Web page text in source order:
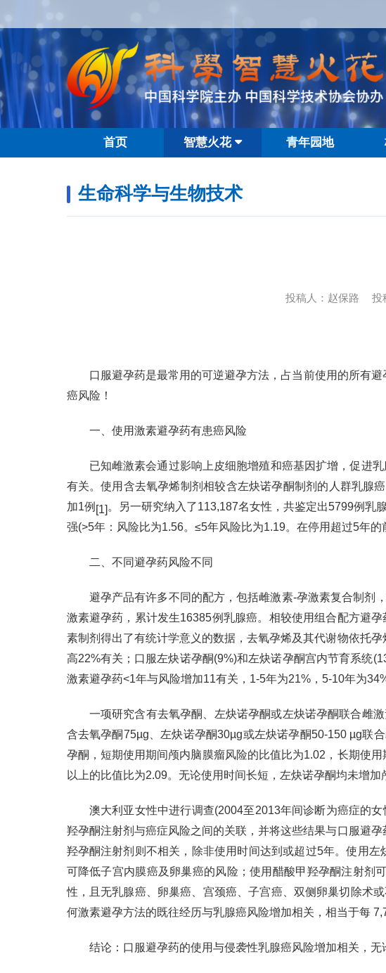
首页 智慧火花 青年园地
生命科学与生物技术
投稿人：赵保路 投
口服避孕药是最常用的可逆避孕方法，占当前使用的所有
癌风险！
一、使用激素避孕药有患癌风险
已知雌激素会通过影响上皮细胞增殖和癌基因扩增，促进
有关。使用含去氧孕烯制剂相较含左炔诺孕酮制剂的人群乳腺
加1例[1]。另一研究纳入了113,187名女性，共鉴定出5799例乳
强(>5年：风险比为1.56。≤5年风险比为1.19。在停用超过5年
二、不同避孕药风险不同
避孕产品有许多不同的配方，包括雌激素-孕激素复合制剂
激素避孕药，累计发生16385例乳腺癌。相较使用组合配方避
素制剂得出了有统计学意义的数据，去氧孕烯及其代谢物依托
高22%有关；口服左炔诺孕酮(9%)和左炔诺孕酮宫内节育系统
激素避孕药<1年与风险增加11有关，1-5年为21%，5-10年为
一项研究含有去氧孕酮、左炔诺孕酮或左炔诺孕酮联合雌
含去氧孕酮75µg、左炔诺孕酮30µg或左炔诺孕酮50-150 µg联
孕酮，短期使用期间颅内脑膜瘤风险的比值比为1.02，长期使
以上的比值比为2.09。无论使用时间长短，左炔诺孕酮均未增加
澳大利亚女性中进行调查(2004至2013年间诊断为癌症的
羟孕酮注射剂与癌症风险之间的关联，并将这些结果与口服避
羟孕酮注射剂则不相关，除非使用时间达到或超过5年。使用
可降低子宫内膜癌及卵巢癌的风险；使用醋酸甲羟孕酮注射剂
性，且无乳腺癌、卵巢癌、宫颈癌、子宫癌、双侧卵巢切除术
何激素避孕方法的既往经历与乳腺癌风险增加相关，相当于每
结论：口服避孕药的使用与侵袭性乳腺癌风险增加相关，